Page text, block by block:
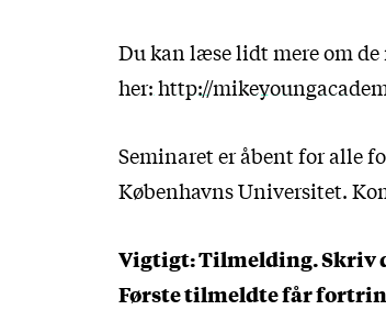
Du kan læse lidt mere om
her:http://
Seminaret er åbent for alle
Københavns Universitet.
Vigtigt: Tilmelding. Skriv
Første tilmeldte får